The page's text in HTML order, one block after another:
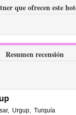
que ofrecen este
Resumen recensión
, Urgup, Turquía